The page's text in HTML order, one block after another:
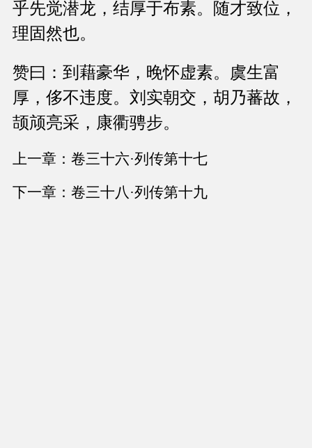
乎先觉潜龙，结厚于布素。随才致位，
理固然也。
赞曰：到藉豪华，晚怀虚素。虞生富
厚，侈不违度。刘实朝交，胡乃蕃故，
颉颃亮采，康衢骋步。
上一章：卷三十六·列传第十七
下一章：卷三十八·列传第十九